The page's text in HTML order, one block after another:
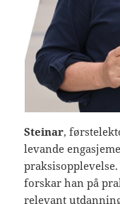
Steinar,
levande
forskar han på
relevant